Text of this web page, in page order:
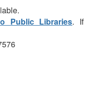
Public Libraries. If